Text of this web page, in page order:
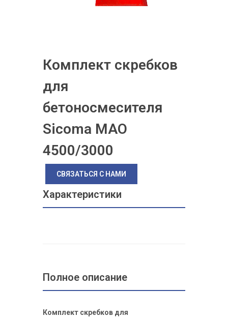
Комплект скребков
для
бетоносмесителя
Sicoma MAO
4500/3000
СВЯЗАТЬСЯ С НАМИ
Характеристики
Полное описание
Комплект скребков для